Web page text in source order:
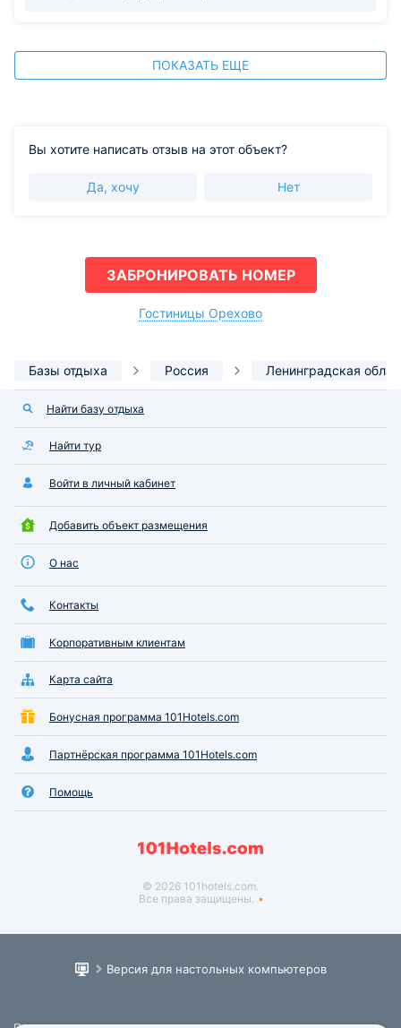
ПОКАЗАТЬ ЕЩЕ
Вы хотите написать отзыв на этот объект?
Да, хочу Нет
ЗАБРОНИРОВАТЬ НОМЕР
Гостиницы Орехово
Базы отдыха Россия Ленинградская
Найти базу отдыха
Найти тур
Войти в личный кабинет
Добавить объект размещения
О нас
Контакты
Корпоративным клиентам
Карта сайта
Бонусная программа 101Hotels.com
Партнёрская программа 101Hotels.com
Помощь
© 2026 101hotels.com.
Все права защищены.
Версия для настольных компьютеров